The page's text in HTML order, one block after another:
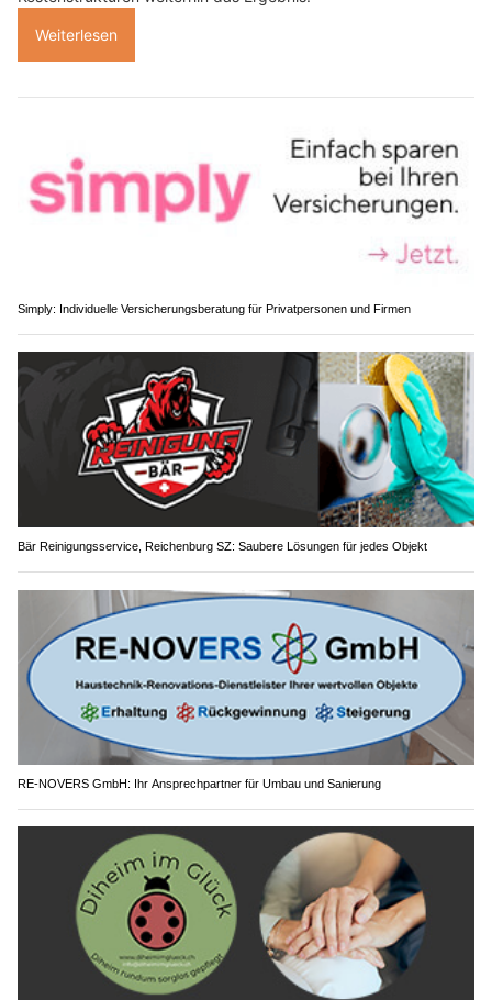
Weiterlesen
Simply: Individuelle Versicherungsberatung für Privatpersonen und Firmen
Bär Reinigungsservice, Reichenburg SZ: Saubere Lösungen für jedes Objekt
RE-NOVERS GmbH: Ihr Ansprechpartner für Umbau und Sanierung